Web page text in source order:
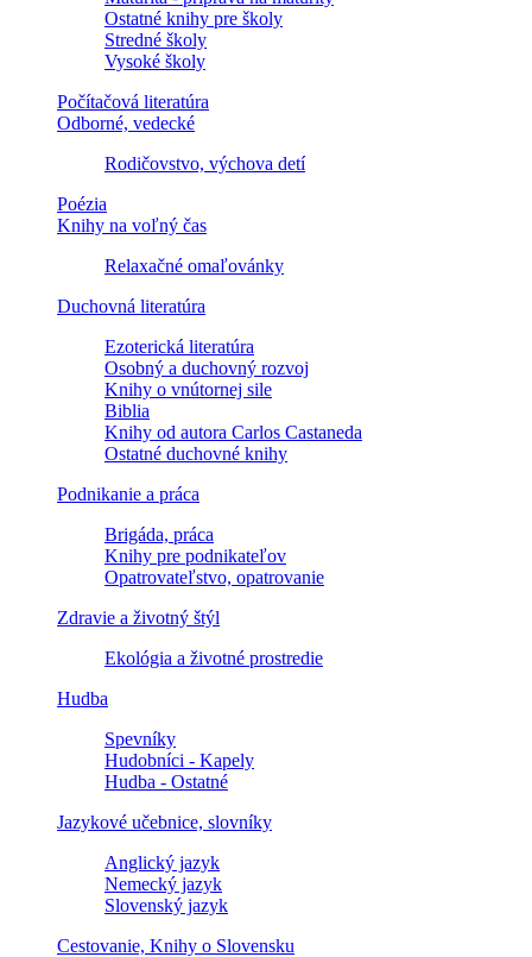
Ostatné knihy pre školy
Stredné školy
Vysoké školy
Počítačová literatúra
Odborné, vedecké
Rodičovstvo, výchova detí
Poézia
Knihy na voľný čas
Relaxačné omaľovánky
Duchovná literatúra
Ezoterická literatúra
Osobný a duchovný rozvoj
Knihy o vnútornej sile
Biblia
Knihy od autora Carlos Castaneda
Ostatné duchovné knihy
Podnikanie a práca
Brigáda, práca
Knihy pre podnikateľov
Opatrovateľstvo, opatrovanie
Zdravie a životný štýl
Ekológia a životné prostredie
Hudba
Spevníky
Hudobníci - Kapely
Hudba - Ostatné
Jazykové učebnice, slovníky
Anglický jazyk
Nemecký jazyk
Slovenský jazyk
Cestovanie, Knihy o Slovensku